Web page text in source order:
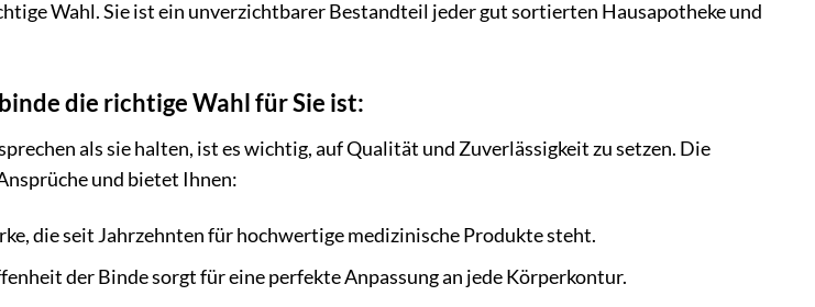
Wahl. Sie ist ein unverzichtbarer Bestandteil jeder gut sortierten Hausapotheke und
die richtige Wahl für Sie ist:
als sie halten, ist es wichtig, auf Qualität und Zuverlässigkeit zu setzen. Die
und bietet Ihnen:
die seit Jahrzehnten für hochwertige medizinische Produkte steht.
der Binde sorgt für eine perfekte Anpassung an jede Körperkontur.